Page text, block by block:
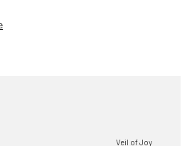
Veil of Joy